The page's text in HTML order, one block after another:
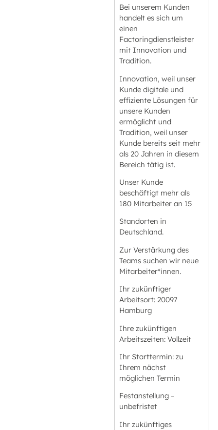
Bei unserem Kunden
handelt es sich um
einen
Factoringdienstleister
mit Innovation und
Tradition.
Innovation, weil unser
Kunde digitale und
effiziente Lösungen für
unsere Kunden
ermöglicht und
Tradition, weil unser
Kunde bereits seit mehr
als 20 Jahren in diesem
Bereich tätig ist.
Unser Kunde
beschäftigt mehr als
180 Mitarbeiter an 15
Standorten in
Deutschland.
Zur Verstärkung des
Teams suchen wir neue
Mitarbeiter*innen.
Ihr zukünftiger
Arbeitsort: 20097
Hamburg
Ihre zukünftigen
Arbeitszeiten: Vollzeit
Ihr Starttermin: zu
Ihrem nächst
möglichen Termin
Festanstellung –
unbefristet
Ihr zukünftiges